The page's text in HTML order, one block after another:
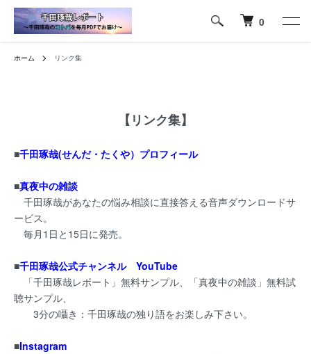
0
ホーム リンク集
【リンク集】
■千田琢哉(せんだ・たくや）プロフィール
■真夜中の雑談
千田琢哉があなたの悩み相談に直接答える音声ダウンロードサ
ービス。
毎月1日と15日に発売。
■千田琢哉公式チャンネル YouTube
「千田琢哉レポート」無料サンプル、「真夜中の雑談」無料試
聴サンプル、
3分の囁き：千田琢哉の独り語をお楽しみ下さい。
■Instagram